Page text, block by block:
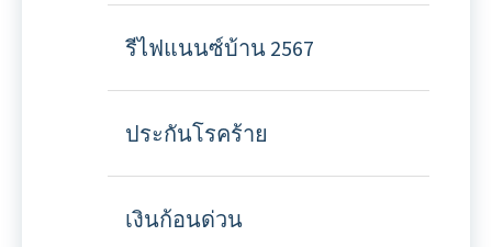
รีไฟแนนซ์บ้าน 2567
ประกันโรคร้าย
เงินก้อนด่วน